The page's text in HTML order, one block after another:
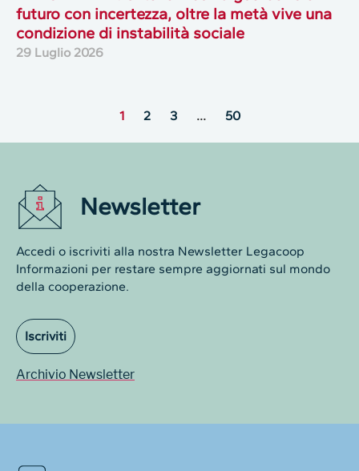
futuro con incertezza, oltre la metà vive una
condizione di instabilità sociale
29 Luglio 2026
1 2 3 … 50
Newsletter
Accedi o iscriviti alla nostra Newsletter Legacoop
Informazioni per restare sempre aggiornati sul mondo
della cooperazione.
Iscriviti
Archivio Newsletter